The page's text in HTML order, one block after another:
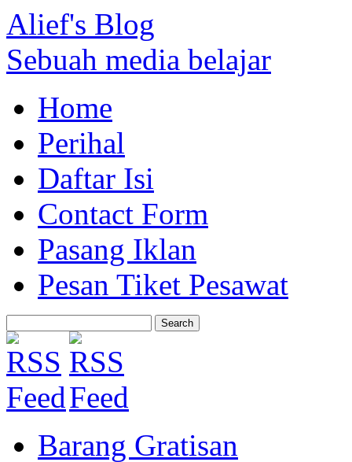
Alief's Blog
Sebuah media belajar
Home
Perihal
Daftar Isi
Contact Form
Pasang Iklan
Pesan Tiket Pesawat
Barang Gratisan